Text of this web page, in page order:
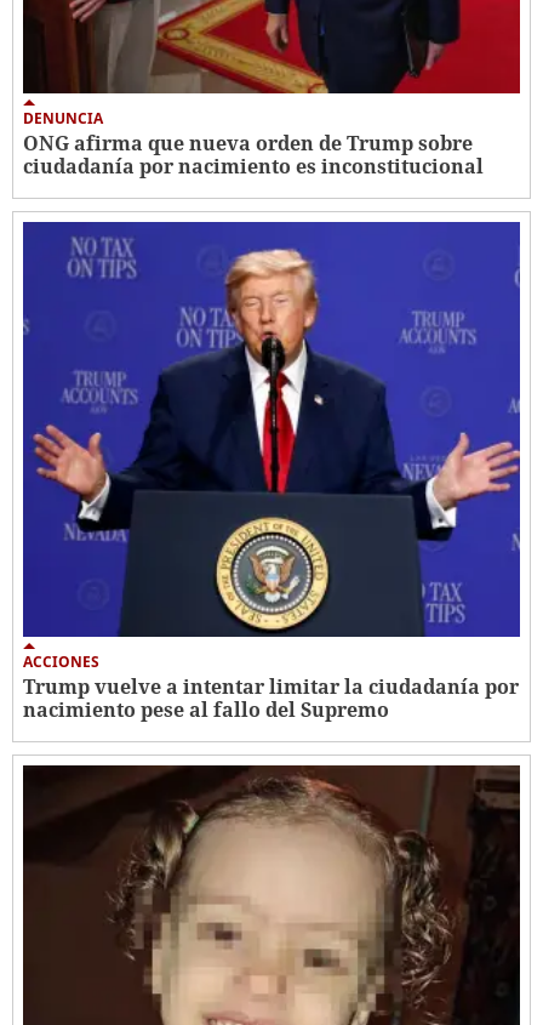
DENUNCIA
ONG afirma que nueva orden de Trump sobre
ciudadanía por nacimiento es inconstitucional
ACCIONES
Trump vuelve a intentar limitar la ciudadanía por
nacimiento pese al fallo del Supremo